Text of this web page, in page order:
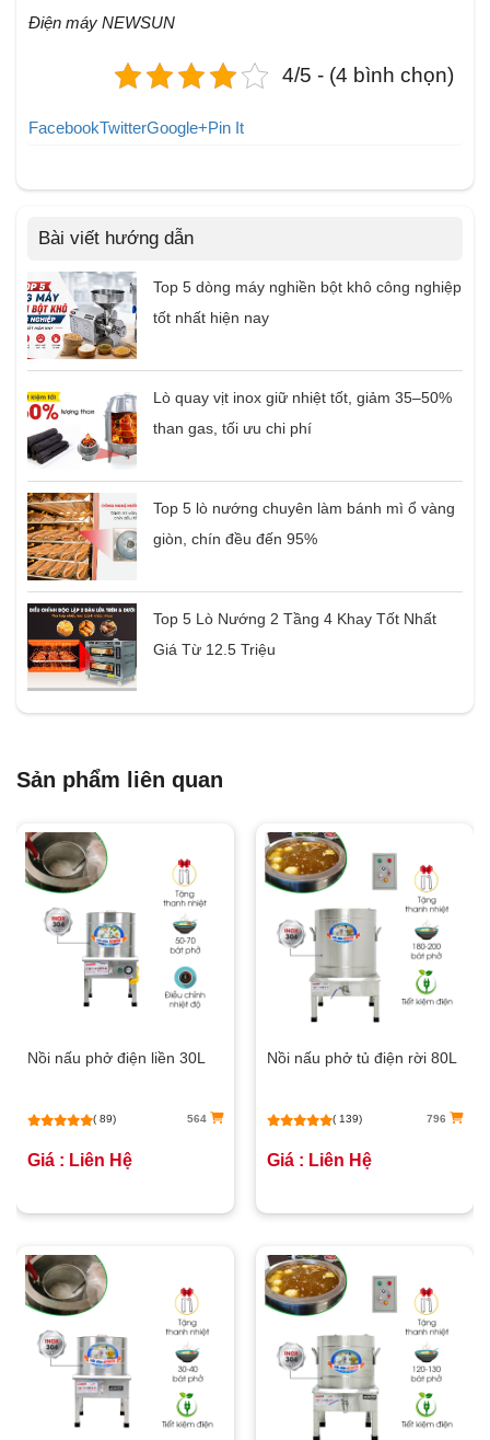
Điện máy NEWSUN
4/5 - (4 bình chọn)
FacebookTwitterGoogle+Pin It
Bài viết hướng dẫn
Top 5 dòng máy nghiền bột khô công nghiệp
tốt nhất hiện nay
Lò quay vịt inox giữ nhiệt tốt, giảm 35–50%
than gas, tối ưu chi phí
Top 5 lò nướng chuyên làm bánh mì ổ vàng
giòn, chín đều đến 95%
Top 5 Lò Nướng 2 Tầng 4 Khay Tốt Nhất
Giá Từ 12.5 Triệu
Sản phẩm liên quan
Nồi nấu phở điện liền 30L
( 89) 564
Giá : Liên Hệ
Nồi nấu phở tủ điện rời 80L
( 139) 796
Giá : Liên Hệ